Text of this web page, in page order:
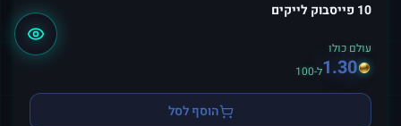
10 פייסבוק לייקים
עולם כולו
1.30ל-100
הוסף לסל